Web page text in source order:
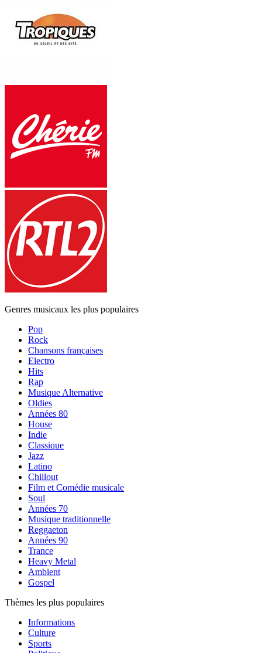
Genres musicaux les plus populaires
Pop
Rock
Chansons françaises
Electro
Hits
Rap
Musique Alternative
Oldies
Années 80
House
Indie
Classique
Jazz
Latino
Chillout
Film et Comédie musicale
Soul
Années 70
Musique traditionnelle
Reggaeton
Années 90
Trance
Heavy Metal
Ambient
Gospel
Thèmes les plus populaires
Informations
Culture
Sports